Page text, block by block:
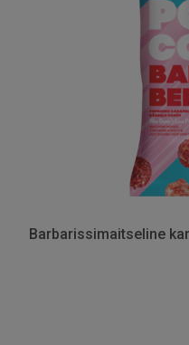
Barbarissimaitseline